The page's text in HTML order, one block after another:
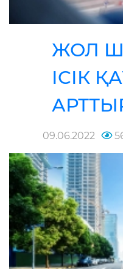
ЖОЛ
ІСІК
09.06.2022